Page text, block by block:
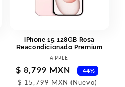
Precio
habitual
iPhone 15 128GB Rosa
Reacondicionado Premium
Proveedor:
APPLE
Precio
de
$ 8,799 MXN -44%
$ 15,799 MXN(Nuevo)